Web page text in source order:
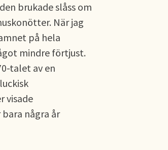
brukade slåss om
När jag
på hela
mindre förtjust.
talet av en
visade
några år